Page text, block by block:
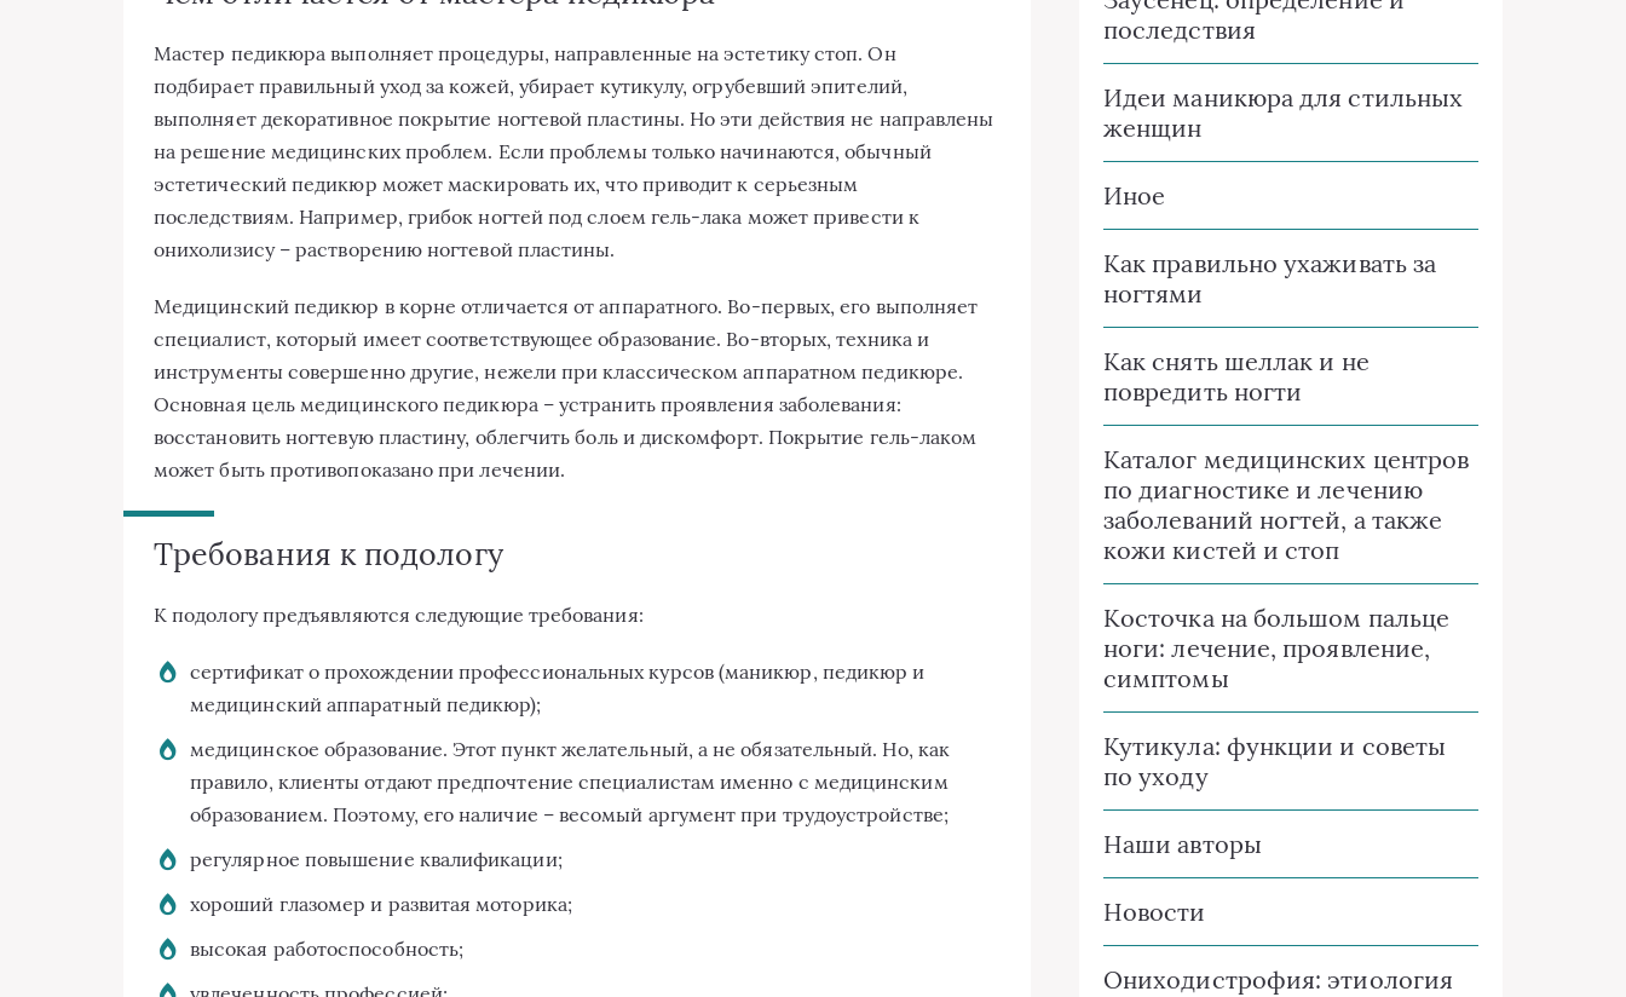
Мастер педикюра выполняет процедуры, направленные на эстетику стоп. Он
подбирает правильный уход за кожей, убирает кутикулу, огрубевший эпителий,
выполняет декоративное покрытие ногтевой пластины. Но эти действия не направлены
на решение медицинских проблем. Если проблемы только начинаются, обычный
эстетический педикюр может маскировать их, что приводит к серьезным
последствиям. Например, грибок ногтей под слоем гель-лака может привести к
онихолизису – растворению ногтевой пластины.
Медицинский педикюр в корне отличается от аппаратного. Во-первых, его выполняет
специалист, который имеет соответствующее образование. Во-вторых, техника и
инструменты совершенно другие, нежели при классическом аппаратном педикюре.
Основная цель медицинского педикюра – устранить проявления заболевания:
восстановить ногтевую пластину, облегчить боль и дискомфорт. Покрытие гель-лаком
может быть противопоказано при лечении.
Требования к подологу
К подологу предъявляются следующие требования:
сертификат о прохождении профессиональных курсов (маникюр, педикюр и
медицинский аппаратный педикюр);
медицинское образование. Этот пункт желательный, а не обязательный. Но, как
правило, клиенты отдают предпочтение специалистам именно с медицинским
образованием. Поэтому, его наличие – весомый аргумент при трудоустройстве;
регулярное повышение квалификации;
хороший глазомер и развитая моторика;
высокая работоспособность;
последствия
Идеи маникюра для стильных
женщин
Иное
Как правильно ухаживать за
ногтями
Как снять шеллак и не
повредить ногти
Каталог медицинских центров
по диагностике и лечению
заболеваний ногтей, а также
кожи кистей и стоп
Косточка на большом пальце
ноги: лечение, проявление,
симптомы
Кутикула: функции и советы
по уходу
Наши авторы
Новости
Ониходистрофия: этиология